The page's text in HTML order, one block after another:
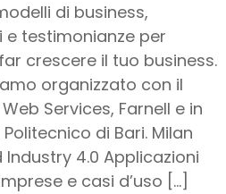
di business,
testimonianze per
crescere il tuo business.
organizzato con il
Services, Farnell e in
di Bari. Milan
4.0 Applicazioni
e casi d’uso […]